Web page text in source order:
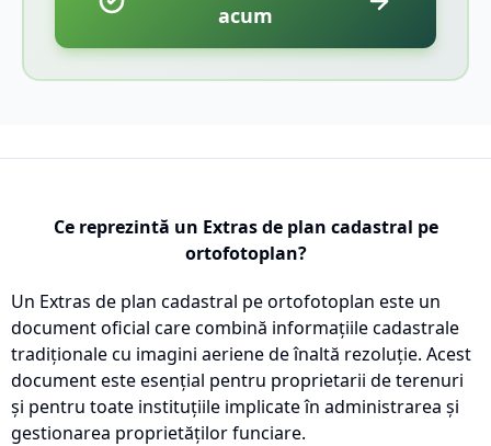
acum
Ce reprezintă un Extras de plan cadastral pe
ortofotoplan?
Un Extras de plan cadastral pe ortofotoplan este un
document oficial care combină informațiile cadastrale
tradiționale cu imagini aeriene de înaltă rezoluție. Acest
document este esențial pentru proprietarii de terenuri
și pentru toate instituțiile implicate în administrarea și
gestionarea proprietăților funciare.